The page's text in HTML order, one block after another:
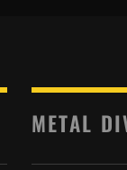
METAL